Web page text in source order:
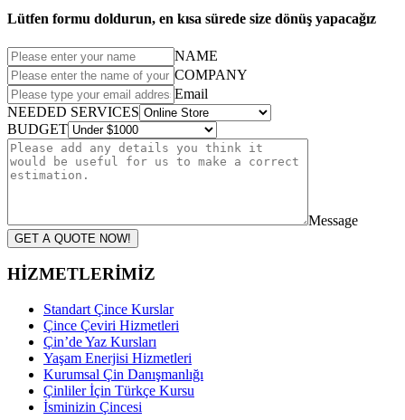
Lütfen formu doldurun, en kısa sürede size dönüş yapacağız
NAME
COMPANY
Email
NEEDED SERVICES
BUDGET
Message
GET A QUOTE NOW!
HİZMETLERİMİZ
Standart Çince Kurslar
Çince Çeviri Hizmetleri
Çin’de Yaz Kursları
Yaşam Enerjisi Hizmetleri
Kurumsal Çin Danışmanlığı
Çinliler İçin Türkçe Kursu
İsminizin Çincesi